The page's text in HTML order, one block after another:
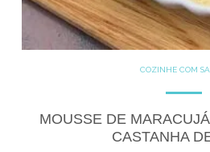
COZINHE COM
LACTOSE FREE
RECEITAS
MOUSSE DE
CASTANHA